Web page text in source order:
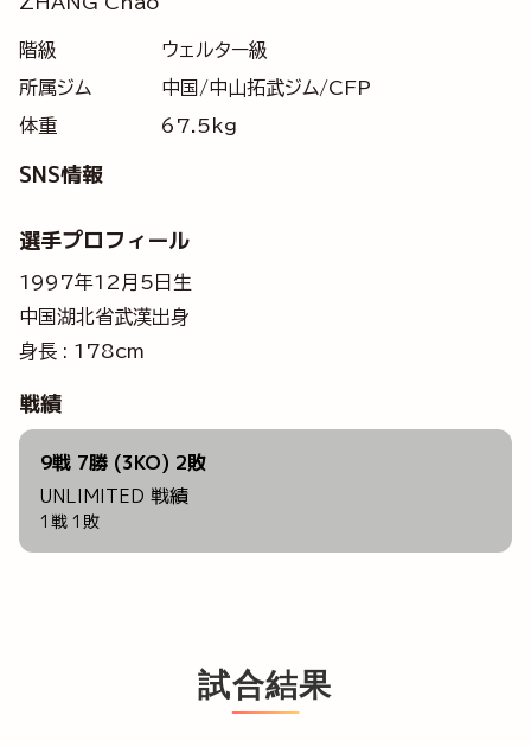
階級
ウェルター級
所属ジム
中国/中山拓武ジム/CFP
体重
67.5kg
SNS情報
選手プロフィール
1997年12月5日生
中国湖北省武漢出身
身長 : 178cm
戦績
9戦 7勝 (3KO) 2敗
UNLIMITED 戦績
1戦 1敗
試合結果